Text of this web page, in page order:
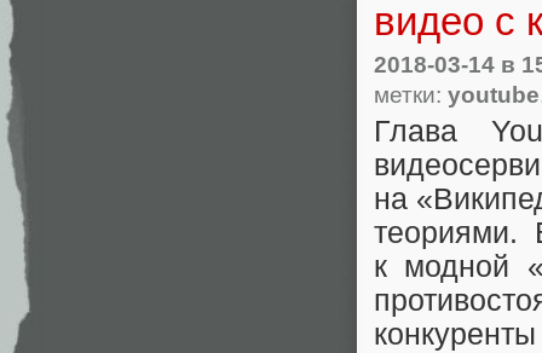
видео с
2018-03-14 в
метки: youtube
Глава
на
теориями.
к модной